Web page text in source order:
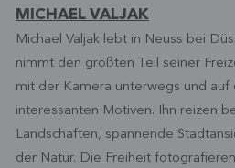
MICHAEL VALJAK
Michael Valjak lebt in Neuss bei
nimmt den größten Teil seiner
mit der Kamera unterwegs und auf
interessanten Motiven. Ihn reizen
Landschaften, spannende
der Natur. Die Freiheit